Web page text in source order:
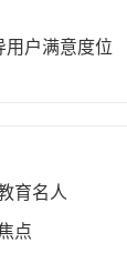
用户满意度位
育名人
点